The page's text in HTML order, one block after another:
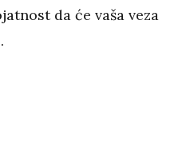
da će vaša veza